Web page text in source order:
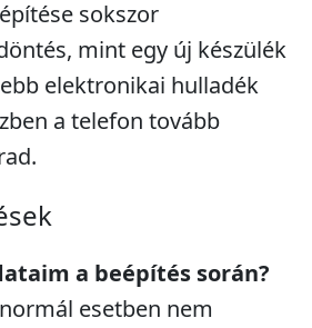
sokszor
mint egy új készülék
elektronikai hulladék
a telefon tovább
a beépítés során?
esetben nem